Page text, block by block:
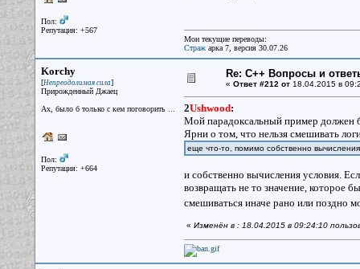
Пол:
Репутация: +567
Мои текущие переводы:
Стражарка 7, версия 30.07.26
Korchy
[Непреодолимая сила]
Прирожденный Джаец
Ах, было б только с кем поговорить ...
Пол:
Репутация: +664
Re: С++ Вопросы и
« Ответ #212 от18.04.2015 в
2Ushwood:
Мой парадоксальный пример должен
Ярни о том, что нельзя смешивать
еще что-то, помимо собственно
и собственно вычисления условия.
возвращать не то значение, которое
смешиваться иначе рано или поздно
« Изменён в : 18.04.2015 в 09:24:10